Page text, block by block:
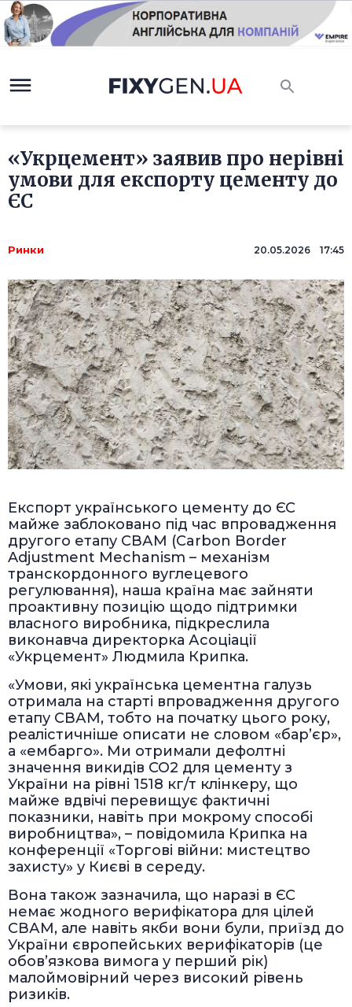
«Укрцемент» заявив про нерівні
умови для експорту цементу до
ЄС
Ринки 20.05.2026 17:45
Експорт українського цементу до ЄС
майже заблоковано під час впровадження
другого етапу СВАМ (Carbon Border
Adjustment Mechanism – механізм
транскордонного вуглецевого
регулювання), наша країна має зайняти
проактивну позицію щодо підтримки
власного виробника, підкреслила
виконавча директорка Асоціації
«Укрцемент» Людмила Крипка.
«Умови, які українська цементна галузь
отримала на старті впровадження другого
етапу СВАМ, тобто на початку цього року,
реалістичніше описати не словом «бар’єр»,
а «ембарго». Ми отримали дефолтні
значення викидів СО2 для цементу з
України на рівні 1518 кг/т клінкеру, що
майже вдвічі перевищує фактичні
показники, навіть при мокрому способі
виробництва», – повідомила Крипка на
конференції «Торгові війни: мистецтво
захисту» у Києві в середу.
Вона також зазначила, що наразі в ЄС
немає жодного верифікатора для цілей
СВАМ, але навіть якби вони були, приїзд до
України європейських верифікаторів (це
обов’язкова вимога у перший рік)
малоймовірний через високий рівень
ризиків.